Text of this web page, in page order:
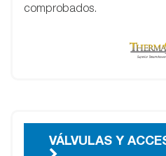
comprobados.
VÁLVULAS Y